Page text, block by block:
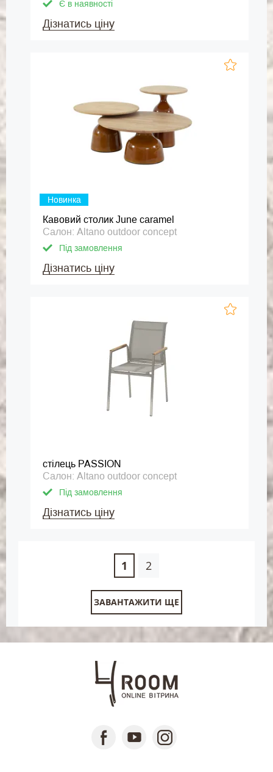
Є в наявності
Дізнатись ціну
Новинка
Кавовий столик June caramel
Салон: Altano outdoor concept
Під замовлення
Дізнатись ціну
стілець PASSION
Салон: Altano outdoor concept
Під замовлення
Дізнатись ціну
1 2
ЗАВАНТАЖИТИ ЩЕ